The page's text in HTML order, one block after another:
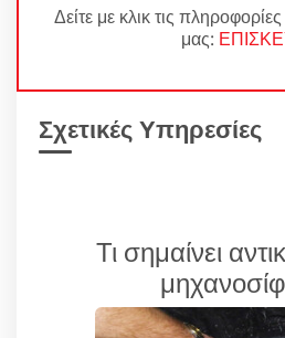
Δείτε με κλικ τις
μας:
Σχετικές Υπηρεσίες
Τι σημαίνει